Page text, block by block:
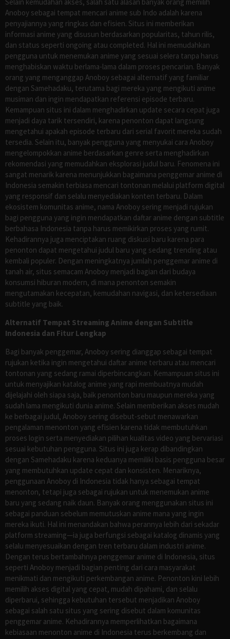
Anoboy sebagai tempat mencari anime sub Indo adalah karena
penyajiannya yang ringkas dan efisien. Situs ini memberikan
informasi anime yang disusun berdasarkan popularitas, tahun rilis,
dan status seperti ongoing atau completed. Hal ini memudahkan
pengguna untuk menemukan anime yang sesuai selera tanpa harus
menghabiskan waktu berlama-lama dalam proses pencarian. Banyak
orang yang menganggap Anoboy sebagai alternatif yang familiar
dengan Samehadaku, terutama bagi mereka yang mengikuti anime
musiman dan ingin mendapatkan referensi episode terbaru.
Kemampuan situs ini dalam menghadirkan update secara cepat juga
menjadi daya tarik tersendiri, karena penonton dapat langsung
mengetahui apakah episode terbaru dari serial favorit mereka sudah
tersedia. Selain itu, banyak pengguna yang menyukai cara Anoboy
mengelompokkan anime berdasarkan genre serta menghadirkan
rekomendasi yang memudahkan eksplorasi judul baru. Fenomena ini
sangat menarik karena menunjukkan bagaimana penggemar anime di
Indonesia semakin terbiasa mencari tontonan melalui platform digital
yang responsif dan selalu menyediakan konten terbaru. Dalam
ekosistem komunitas anime, nama Anoboy sering menjadi rujukan
bagi pengguna yang ingin mendapatkan daftar anime dengan subtitle
berbahasa Indonesia tanpa harus memikirkan proses yang rumit.
Kehadirannya juga menciptakan ruang diskusi baru karena para
penonton dapat mengetahui judul baru yang sedang trending atau
kembali populer. Dengan meningkatnya jumlah penggemar anime di
tanah air, situs semacam Anoboy menjadi bagian dari budaya
konsumsi hiburan modern, di mana penonton semakin
mengutamakan kecepatan, kemudahan navigasi, dan ketersediaan
subtitle yang baik.
Alternatif Tempat Streaming Anime dengan Subtitle
Indonesia dan Fitur Lengkap
Bagi banyak penggemar, Anoboy sering dianggap sebagai tempat
rujukan ketika ingin mengetahui daftar anime terbaru atau mencari
tontonan yang sedang ramai diperbincangkan. Kemampuan situs ini
untuk menyajikan katalog anime yang rapi membuatnya mudah
dijelajahi oleh siapa saja, baik penonton baru maupun mereka yang
sudah lama mengikuti dunia anime. Selain memberikan akses mudah
ke berbagai judul, Anoboy sering disebut-sebut menawarkan
pengalaman menonton yang efisien karena tidak membutuhkan
proses login serta menyediakan pilihan kualitas video yang bervariasi
sesuai kebutuhan pengguna. Situs ini juga kerap dibandingkan
dengan Samehadaku karena keduanya memiliki basis pengguna besar
yang membutuhkan update cepat dan konsisten. Menariknya,
penggunaan Anoboy di Indonesia tidak hanya sebagai tempat
menonton, tetapi juga sebagai rujukan untuk menemukan anime
baru yang sedang naik daun. Banyak orang menggunakan situs ini
sebagai panduan sebelum memutuskan anime mana yang ingin
mereka ikuti. Hal ini menandakan bahwa perannya lebih dari sekadar
platform streaming—ia juga berfungsi sebagai katalog dinamis yang
selalu menyesuaikan dengan tren terbaru dalam industri anime.
Dengan terus bertambahnya penggemar anime di Indonesia, situs
seperti Anoboy menjadi bagian penting dari cara masyarakat
menikmati dan mengikuti perkembangan anime. Penonton kini lebih
memilih akses digital yang cepat, mudah dipahami, dan selalu
diperbarui, sehingga kebutuhan tersebut menjadikan Anoboy
sebagai salah satu situs yang sering disebut dalam komunitas
penggemar anime. Kehadirannya memperlihatkan bagaimana
kebiasaan menonton anime di Indonesia terus berkembang dan